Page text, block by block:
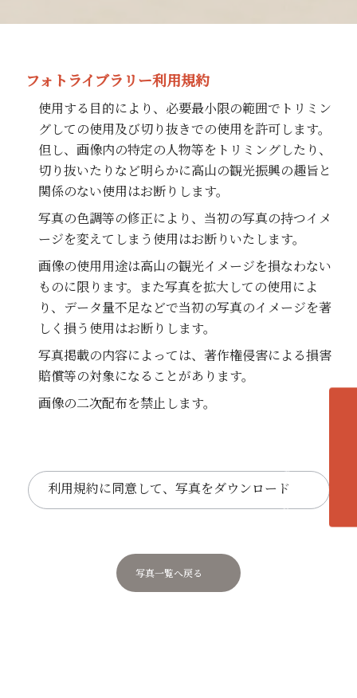
フォトライブラリー利用規約
使用する目的により、必要最小限の範囲でトリミン
グしての使用及び切り抜きでの使用を許可します。
但し、画像内の特定の人物等をトリミングしたり、
切り抜いたりなど明らかに高山の観光振興の趣旨と
関係のない使用はお断りします。
写真の色調等の修正により、当初の写真の持つイメ
ージを変えてしまう使用はお断りいたします。
画像の使用用途は高山の観光イメージを損なわない
ものに限ります。また写真を拡大しての使用によ
り、データ量不足などで当初の写真のイメージを著
しく損う使用はお断りします。
写真掲載の内容によっては、著作権侵害による損害
賠償等の対象になることがあります。
画像の二次配布を禁止します。
利用規約に同意して、写真をダウンロード
写真一覧へ戻る
各エリアの紹介へ